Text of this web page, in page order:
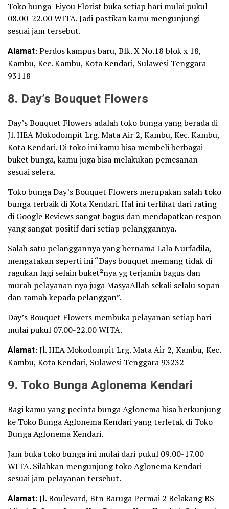
Toko bunga Eiyou Florist buka setiap hari mulai pukul
08.00-22.00 WITA. Jadi pastikan kamu mengunjungi
sesuai jam tersebut.
Alamat: Perdos kampus baru, Blk. X No.18 blok x 18,
Kambu, Kec. Kambu, Kota Kendari, Sulawesi Tenggara
93118
8. Day’s Bouquet Flowers
Day’s Bouquet Flowers adalah toko bunga yang berada di
Jl. HEA Mokodompit Lrg. Mata Air 2, Kambu, Kec. Kambu,
Kota Kendari. Di toko ini kamu bisa membeli berbagai
buket bunga, kamu juga bisa melakukan pemesanan
sesuai selera.
Toko bunga Day’s Bouquet Flowers merupakan salah toko
bunga terbaik di Kota Kendari. Hal ini terlihat dari rating
di Google Reviews sangat bagus dan mendapatkan respon
yang sangat positif dari setiap pelanggannya.
Salah satu pelanggannya yang bernama Lala Nurfadila,
mengatakan seperti ini “Days bouquet memang tidak di
ragukan lagi selain buket²nya yg terjamin bagus dan
murah pelayanan nya juga MasyaAllah sekali selalu sopan
dan ramah kepada pelanggan”.
Day’s Bouquet Flowers membuka pelayanan setiap hari
mulai pukul 07.00-22.00 WITA.
Alamat: Jl. HEA Mokodompit Lrg. Mata Air 2, Kambu, Kec.
Kambu, Kota Kendari, Sulawesi Tenggara 93232
9. Toko Bunga Aglonema Kendari
Bagi kamu yang pecinta bunga Aglonema bisa berkunjung
ke Toko Bunga Aglonema Kendari yang terletak di Toko
Bunga Aglonema Kendari.
Jam buka toko bunga ini mulai dari pukul 09.00-17.00
WITA. Silahkan mengunjung toko Aglonema Kendari
sesuai jam pelayanan tersebut.
Alamat: Jl. Boulevard, Btn Baruga Permai 2 Belakang RS